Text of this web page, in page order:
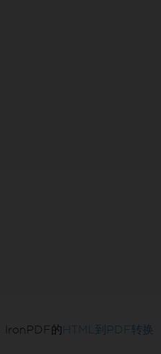
IronPDF的HTML到PDF转换